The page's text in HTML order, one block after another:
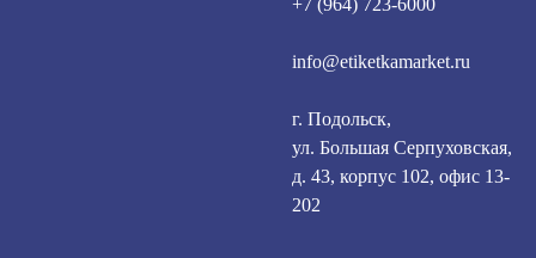
+7 (964) 723-6000
info@etiketkamarket.ru
г. Подольск,
ул. Большая Серпуховская,
д. 43, корпус 102, офис 13-
202